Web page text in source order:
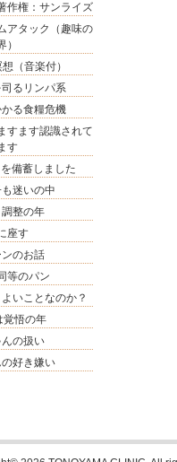
権：サンライズ
アタック（趣味の
）
（音楽付）
るリンパ系
る食糧危機
すます認識されて
す
備蓄しました
迷いの中
整の年
座す
のお話
等のパン
いことなのか？
覚悟の年
の扱い
好き嫌い